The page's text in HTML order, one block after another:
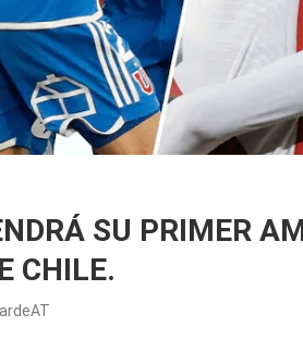
SU PRIMER
CHILE.